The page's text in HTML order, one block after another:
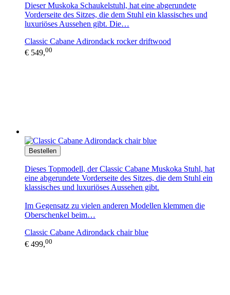
Dieser Muskoka Schaukelstuhl, hat eine abgerundete
Vorderseite des Sitzes, die dem Stuhl ein klassisches und
luxuriöses Aussehen gibt. Die…
Classic Cabane Adirondack rocker driftwood
€ 549,00
Bestellen
Dieses Topmodell, der Classic Cabane Muskoka Stuhl, hat
eine abgerundete Vorderseite des Sitzes, die dem Stuhl ein
klassisches und luxuriöses Aussehen gibt.
Im Gegensatz zu vielen anderen Modellen klemmen die
Oberschenkel beim…
Classic Cabane Adirondack chair blue
€ 499,00